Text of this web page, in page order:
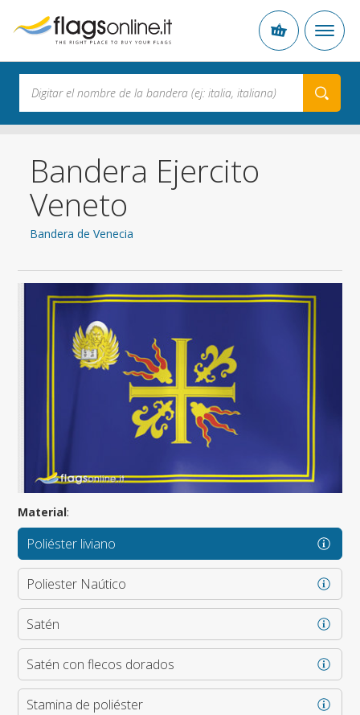
Bandera Ejercito
Veneto
Bandera de Venecia
Material:
Poliéster liviano
Poliester Naútico
Satén
Satén con flecos dorados
Stamina de poliéster